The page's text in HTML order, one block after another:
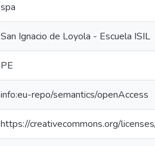
spa
San Ignacio de Loyola - Escuela ISIL
PE
info:eu-repo/semantics/openAccess
https://creativecommons.org/